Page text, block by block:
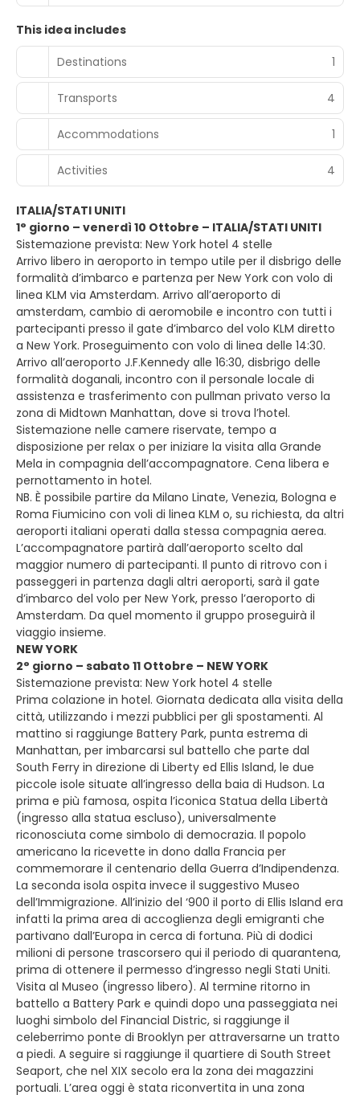
This idea includes
Destinations
1
Transports 4
Accommodations 1
Activities 4
ITALIA/STATI UNITI
1° giorno – venerdì 10 Ottobre – ITALIA/STATI UNITI
Sistemazione prevista: New York hotel 4 stelle
Arrivo libero in aeroporto in tempo utile per il disbrigo delle
formalità d’imbarco e partenza per New York con volo di
linea KLM via Amsterdam. Arrivo all’aeroporto di
amsterdam, cambio di aeromobile e incontro con tutti i
partecipanti presso il gate d’imbarco del volo KLM diretto
a New York. Proseguimento con volo di linea delle 14:30.
Arrivo all’aeroporto J.F.Kennedy alle 16:30, disbrigo delle
formalità doganali, incontro con il personale locale di
assistenza e trasferimento con pullman privato verso la
zona di Midtown Manhattan, dove si trova l’hotel.
Sistemazione nelle camere riservate, tempo a
disposizione per relax o per iniziare la visita alla Grande
Mela in compagnia dell’accompagnatore. Cena libera e
pernottamento in hotel.
NB. È possibile partire da Milano Linate, Venezia, Bologna e
Roma Fiumicino con voli di linea KLM o, su richiesta, da altri
aeroporti italiani operati dalla stessa compagnia aerea.
L’accompagnatore partirà dall’aeroporto scelto dal
maggior numero di partecipanti. Il punto di ritrovo con i
passeggeri in partenza dagli altri aeroporti, sarà il gate
d’imbarco del volo per New York, presso l’aeroporto di
Amsterdam. Da quel momento il gruppo proseguirà il
viaggio insieme.
NEW YORK
2° giorno – sabato 11 Ottobre – NEW YORK
Sistemazione prevista: New York hotel 4 stelle
Prima colazione in hotel. Giornata dedicata alla visita della
città, utilizzando i mezzi pubblici per gli spostamenti. Al
mattino si raggiunge Battery Park, punta estrema di
Manhattan, per imbarcarsi sul battello che parte dal
South Ferry in direzione di Liberty ed Ellis Island, le due
piccole isole situate all’ingresso della baia di Hudson. La
prima e più famosa, ospita l’iconica Statua della Libertà
(ingresso alla statua escluso), universalmente
riconosciuta come simbolo di democrazia. Il popolo
americano la ricevette in dono dalla Francia per
commemorare il centenario della Guerra d’Indipendenza.
La seconda isola ospita invece il suggestivo Museo
dell’Immigrazione. All’inizio del ‘900 il porto di Ellis Island era
infatti la prima area di accoglienza degli emigranti che
partivano dall’Europa in cerca di fortuna. Più di dodici
milioni di persone trascorsero qui il periodo di quarantena,
prima di ottenere il permesso d’ingresso negli Stati Uniti.
Visita al Museo (ingresso libero). Al termine ritorno in
battello a Battery Park e quindi dopo una passeggiata nei
luoghi simbolo del Financial Distric, si raggiunge il
celeberrimo ponte di Brooklyn per attraversarne un tratto
a piedi. A seguire si raggiunge il quartiere di South Street
Seaport, che nel XIX secolo era la zona dei magazzini
portuali. L’area oggi è stata riconvertita in una zona